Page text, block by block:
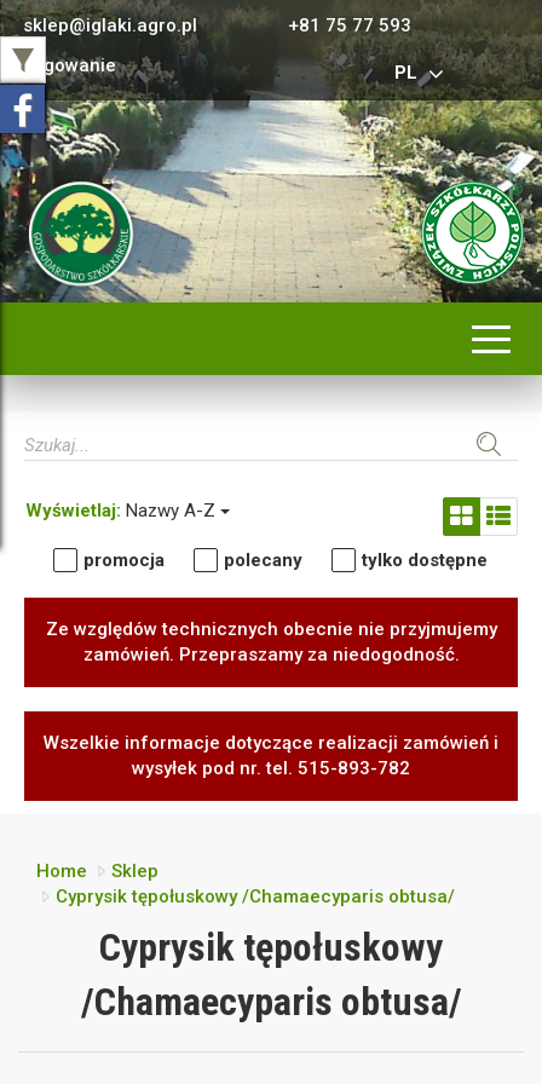
sklep@iglaki.agro.pl
+81 75 77 593
Logowanie
PL
Wyświetlaj: Nazwy A-Z
promocja polecany tylko dostępne
Ze względów technicznych obecnie nie przyjmujemy
zamówień. Przepraszamy za niedogodność.
Wszelkie informacje dotyczące realizacji zamówień i
wysyłek pod nr. tel. 515-893-782
Home
Sklep
Cyprysik tępołuskowy /Chamaecyparis obtusa/
Cyprysik tępołuskowy
/Chamaecyparis obtusa/